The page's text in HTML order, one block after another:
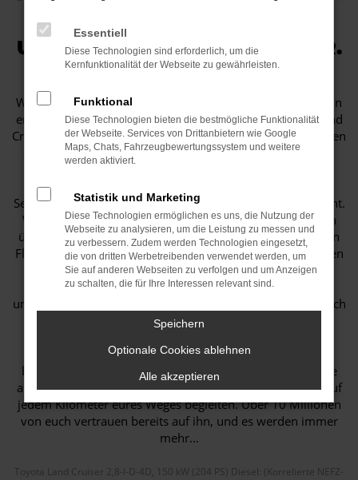
TOYOTA LAND CRUISER...
UND ES WERDEN IMMER MEHR.
Wir von Toyota freuen uns, einen bedeutenden Meilenstein
erreicht zu haben: über 10 Millionen verkaufte Toyota Land
Cruiser. Wir möchten unseren mehr als 10 Millionen Kunden
dafür danken, dass sie uns während der vergangenen 68
Jahre auf unserer Reise begleitet haben.
Seit 1951 haben wir euch in jeden Winkel der Erde gebracht.
Wir waren Teil legendärer Abenteuer und haben Grenzen
überschritten. Nichts hat uns aufhalten können. Wir haben
Flüsse durchquert und Hindernisse überwunden, vor denen
andere zurückgeschreckt wären. Dabei haben wir euch
durch extremste Klimabedingungen begleitet und die
unwirtlichsten Gegenden der Welt erobert. Und es geht noch
weiter.
Denn es gibt noch so viele Herausforderungen zu
bewältigen, Entdeckungen zu machen und Abenteuer, die
auf uns warten. Und der Toyota Land Cruiser wird euch auf
jedem Kilometer eures Weges begleiten. Über 10 Millionen
von euch vertrauen bereits auf ihn, und es werden immer
mehr...
Toyota Land Cruiser 2,8-l-D-4D, 150 kW (204 PS) Diesel: (Korrelierte NEFZ-
Essentiell
Diese Technologien sind erforderlich, um die
Kernfunktionalität der Webseite zu gewährleisten.
Funktional
Diese Technologien bieten die bestmögliche Funktionalität
der Webseite. Services von Drittanbietern wie Google
Maps, Chats, Fahrzeugbewertungssystem und weitere
werden aktiviert.
Statistik und Marketing
Diese Technologien ermöglichen es uns, die Nutzung der
Webseite zu analysieren, um die Leistung zu messen und
zu verbessern. Zudem werden Technologien eingesetzt,
die von dritten Werbetreibenden verwendet werden, um
Sie auf anderen Webseiten zu verfolgen und um Anzeigen
zu schalten, die für Ihre Interessen relevant sind.
Speichern
Optionale Cookies ablehnen
Alle akzeptieren